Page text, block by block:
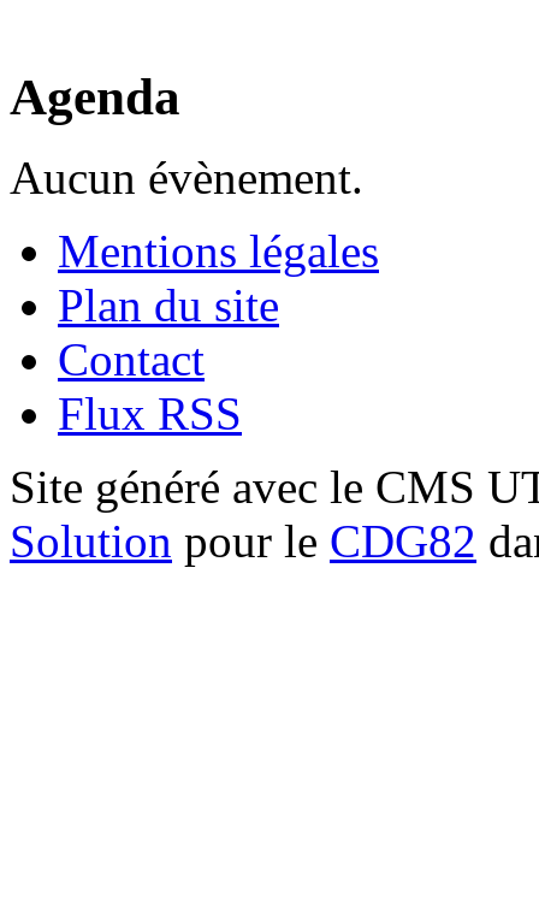
Agenda
Aucun évènement.
Mentions légales
Plan du site
Contact
Flux RSS
Site généré avec le CMS
Solution pour le CDG82